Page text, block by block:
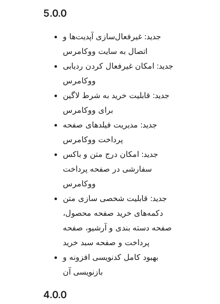
5.0.0
جدید: غیرفعال‌سازی آپدیت‌ها و
اتصال به سایت ووکامرس
جدید: امکان غیرفعال کردن ردیابی
ووکامرس
جدید: قابلیت خرید به شرط لاگین
برای ووکامرس
جدید: مدیریت فیلدهای صفحه
پرداخت ووکامرس
جدید: امکان درج متن و باکس
سفارشی در صفحه پرداخت
ووکامرس
جدید: قابلیت شخصی سازی متن
دکمه‌های خرید صفحه محصول،
صفحه دسته بندی و آرشیو، صفحه
پرداخت و صفحه سبد خرید
بهبود کامل کدنویسی افزونه و
بازنویسی آن
4.0.0